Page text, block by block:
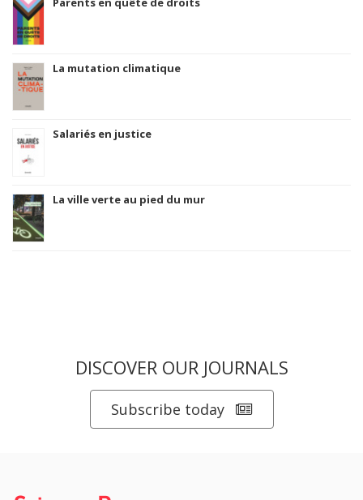
La mutation climatique
Salariés en justice
La ville verte au pied du mur
DISCOVER OUR JOURNALS
Subscribe today